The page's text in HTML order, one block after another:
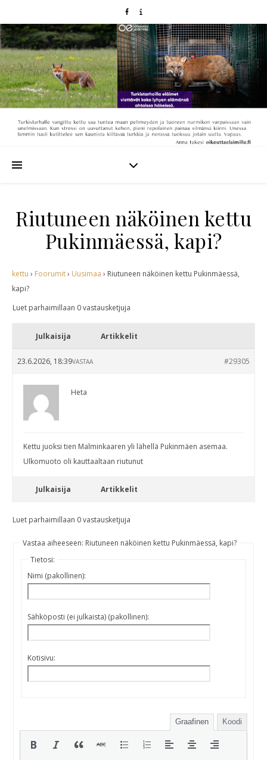
Riutuneen näköinen kettu
Pukinmäessä, kapi?
kettu › Foorumit› Uusimaa › Riutuneen näköinen kettu Pukinmäessä,
kapi?
Luet parhaimillaan 0 vastausketjuja
Julkaisija Artikkelit
23.6.2026, 18:39 #29305
VASTAA
Heta
Kettu juoksi tien Malminkaaren yli lähellä Pukinmäen asemaa.
Ulkomuoto oli kauttaaltaan riutunut
Julkaisija Artikkelit
Luet parhaimillaan 0 vastausketjuja
Vastaa aiheeseen: Riutuneen näköinen kettu Pukinmäessä, kapi?
Tietosi:
Nimi (pakollinen):
Sähköposti (ei julkaista) (pakollinen):
Kotisivu:
Graafinen Koodi